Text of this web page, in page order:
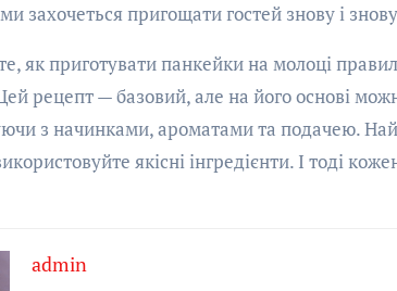
захочеться пригощати гостей знову і
як приготувати панкейки на молоці
рецепт — базовий, але на його основі
з начинками, ароматами та подачею.
якісні інгредієнти. І тоді
admin